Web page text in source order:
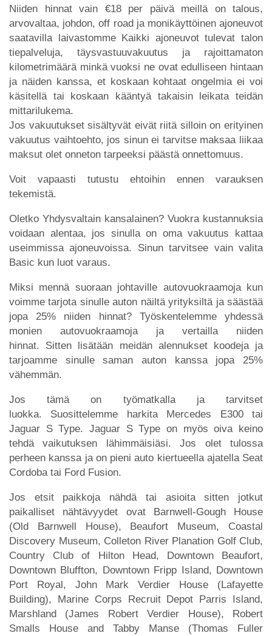
Niiden hinnat vain €18 per päivä meillä on talous,
arvovaltaa, johdon, off road ja monikäyttöinen ajoneuvot
saatavilla laivastomme Kaikki ajoneuvot tulevat talon
tiepalveluja, täysvastuuvakuutus ja rajoittamaton
kilometrimäärä minkä vuoksi ne ovat edulliseen hintaan
ja näiden kanssa, et koskaan kohtaat ongelmia ei voi
käsitellä tai koskaan kääntyä takaisin leikata teidän
mittarilukema.
Jos vakuutukset sisältyvät eivät riitä silloin on erityinen
vakuutus vaihtoehto, jos sinun ei tarvitse maksaa liikaa
maksut olet onneton tarpeeksi päästä onnettomuus.
Voit vapaasti tutustu ehtoihin ennen varauksen
tekemistä.
Oletko Yhdysvaltain kansalainen? Vuokra kustannuksia
voidaan alentaa, jos sinulla on oma vakuutus kattaa
useimmissa ajoneuvoissa. Sinun tarvitsee vain valita
Basic kun luot varaus.
Miksi mennä suoraan johtaville autovuokraamoja kun
voimme tarjota sinulle auton näiltä yrityksiltä ja säästää
jopa 25% niiden hinnat? Työskentelemme yhdessä
monien autovuokraamoja ja vertailla niiden
hinnat. Sitten lisätään meidän alennukset koodeja ja
tarjoamme sinulle saman auton kanssa jopa 25%
vähemmän.
Jos tämä on työmatkalla ja tarvitset
luokka. Suosittelemme harkita Mercedes E300 tai
Jaguar S Type. Jaguar S Type on myös oiva keino
tehdä vaikutuksen lähimmäisiäsi. Jos olet tulossa
perheen kanssa ja on pieni auto kiertueella ajatella Seat
Cordoba tai Ford Fusion.
Jos etsit paikkoja nähdä tai asioita sitten jotkut
paikalliset nähtävyydet ovat Barnwell-Gough House
(Old Barnwell House), Beaufort Museum, Coastal
Discovery Museum, Colleton River Planation Golf Club,
Country Club of Hilton Head, Downtown Beaufort,
Downtown Bluffton, Downtown Fripp Island, Downtown
Port Royal, John Mark Verdier House (Lafayette
Building), Marine Corps Recruit Depot Parris Island,
Marshland (James Robert Verdier House), Robert
Smalls House and Tabby Manse (Thomas Fuller